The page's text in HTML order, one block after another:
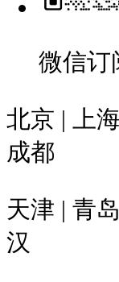
微信订
北京 | 上
成都
天津 | 青
汉